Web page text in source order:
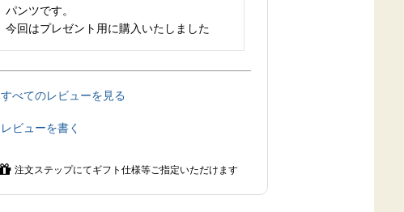
パンツです。
今回はプレゼント用に購入いたしました
すべてのレビューを見る
レビューを書く
注文ステップにてギフト仕様等ご指定いただけます